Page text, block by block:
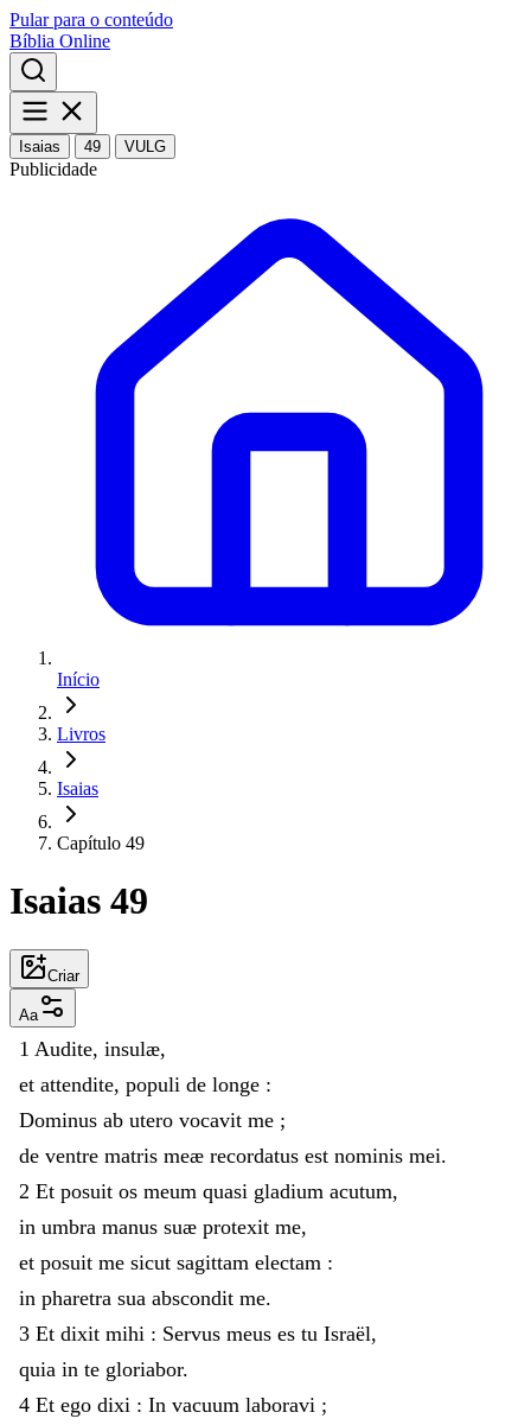
Pular para o conteúdo
Bíblia Online
Isaias 49 VULG
Publicidade
Início
Livros
Isaias
Capítulo 49
Isaias 49
Criar
Aa
1 Audite, insulæ,
et attendite, populi de longe :
Dominus ab utero vocavit me ;
de ventre matris meæ recordatus est nominis mei.
2 Et posuit os meum quasi gladium acutum,
in umbra manus suæ protexit me,
et posuit me sicut sagittam electam :
in pharetra sua abscondit me.
3 Et dixit mihi : Servus meus es tu Israël,
quia in te gloriabor.
4 Et ego dixi : In vacuum laboravi ;